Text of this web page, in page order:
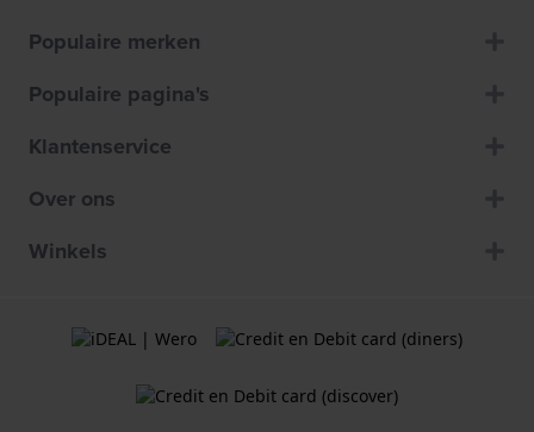
Populaire merken
Populaire pagina's
Klantenservice
Over ons
Winkels